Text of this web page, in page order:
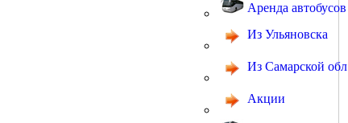
Аренда автобусов
Из Ульяновска
Из Самарской обл
Акции